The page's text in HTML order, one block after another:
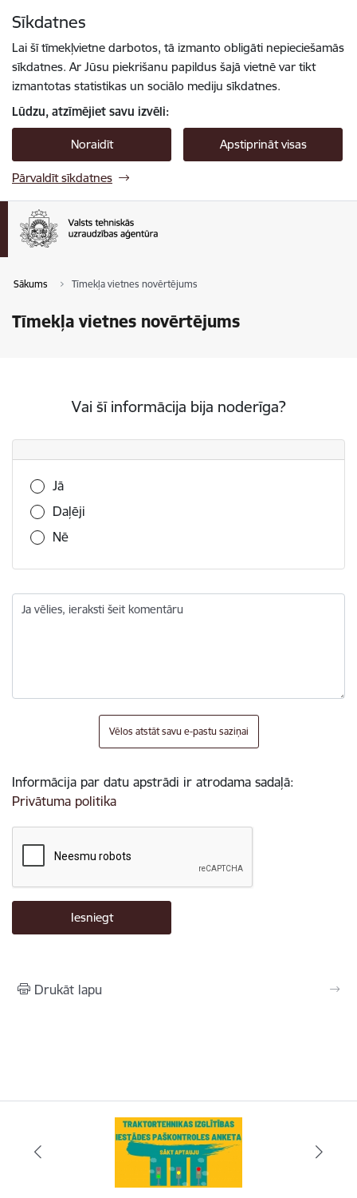
Sīkdatnes
Lai šī tīmekļvietne darbotos, tā izmanto obligāti nepieciešamās
sīkdatnes. Ar Jūsu piekrišanu papildus šajā vietnē var tikt
izmantotas statistikas un sociālo mediju sīkdatnes.
Lūdzu, atzīmējiet savu izvēli:
Noraidīt Apstiprināt visas
Pārvaldīt sīkdatnes
Sākums Tīmekļa vietnes novērtējums
Tīmekļa vietnes novērtējums
Vai šī informācija bija noderīga?
Vai šī informācija bija noderīga?
Jā
Daļēji
Nē
Ja vēlies, ieraksti šeit komentāru
Vēlos atstāt savu e-pastu saziņai
Informācija par datu apstrādi ir atrodama sadaļā:
Privātuma politika
Drukāt lapu